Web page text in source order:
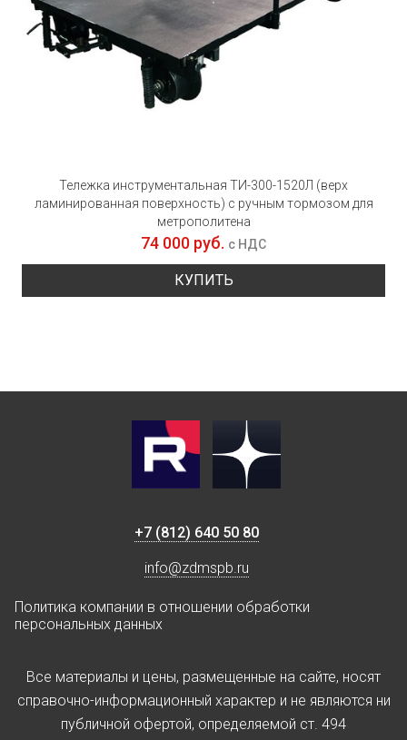
Тележка инструментальная ТИ-300-1520Л (верх
ламинированная поверхность) с ручным тормозом для
метрополитена
74 000 руб. с НДС
КУПИТЬ
+7 (812) 640 50 80
info@zdmspb.ru
Политика компании в отношении обработки
персональных данных
Все материалы и цены, размещенные на сайте, носят
справочно-информационный характер и не являются ни
публичной офертой, определяемой ст. 494